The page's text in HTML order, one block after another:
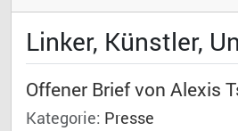
Linker, Künstler,
Offener Brief von Alexis
Kategorie: Presse